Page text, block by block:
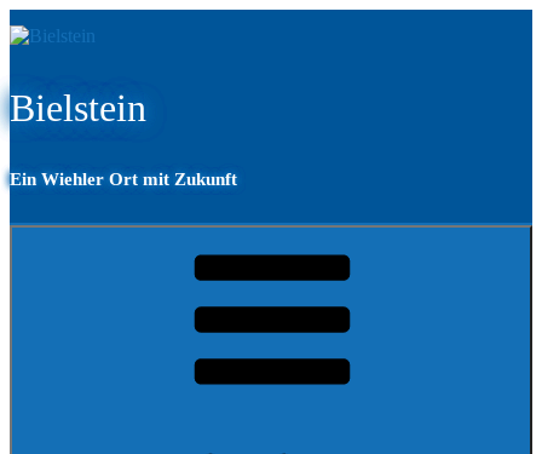
Inhalt
Bielstein
Ein Wiehler Ort mit Zukunft